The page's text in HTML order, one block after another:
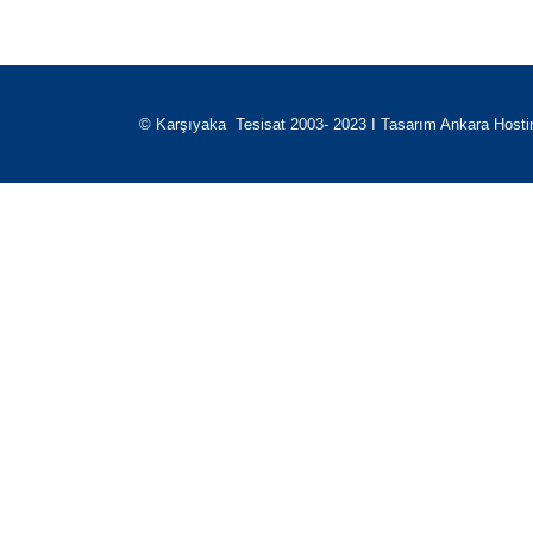
© Karşıyaka Tesisat 2003- 2023 I Tasarım Ankara